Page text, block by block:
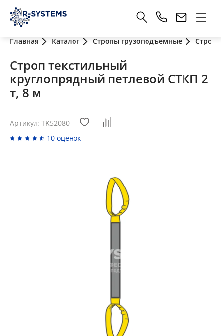
Главная Каталог Стропы грузоподъемные
Строп текстильный
круглопрядный петлевой СТКП 2
т, 8 м
Артикул: TK52080
10 оценок